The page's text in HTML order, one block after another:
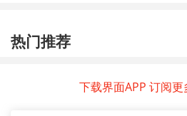
热门推荐
下载界面APP 订阅更